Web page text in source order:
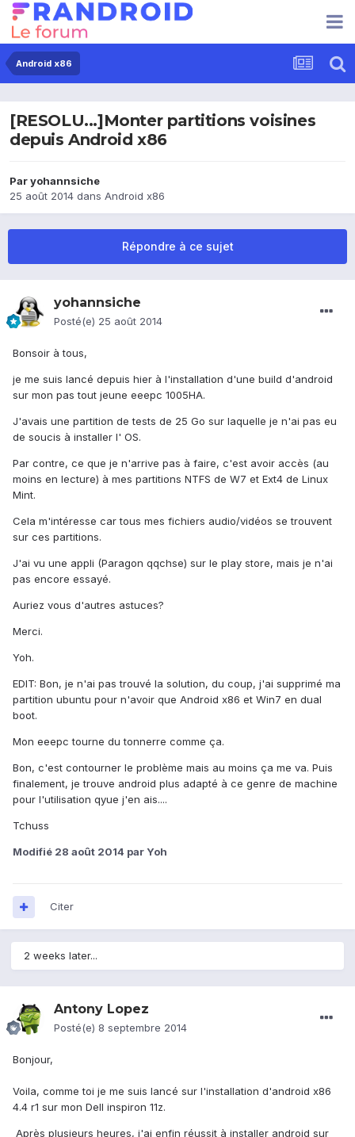
Android x86
[RESOLU...]Monter partitions voisines
depuis Android x86
Paryohannsiche
25 août 2014 dans Android x86
Répondre à ce sujet
yohannsiche
Posté(e) 25 août 2014
Bonsoir à tous,
je me suis lancé depuis hier à l'installation d'une build d'android
sur mon pas tout jeune eeepc 1005HA.
J'avais une partition de tests de 25 Go sur laquelle je n'ai pas eu
de soucis à installer l' OS.
Par contre, ce que je n'arrive pas à faire, c'est avoir accès (au
moins en lecture) à mes partitions NTFS de W7 et Ext4 de Linux
Mint.
Cela m'intéresse car tous mes fichiers audio/vidéos se trouvent
sur ces partitions.
J'ai vu une appli (Paragon qqchse) sur le play store, mais je n'ai
pas encore essayé.
Auriez vous d'autres astuces?
Merci.
Yoh.
EDIT: Bon, je n'ai pas trouvé la solution, du coup, j'ai supprimé ma
partition ubuntu pour n'avoir que Android x86 et Win7 en dual
boot.
Mon eeepc tourne du tonnerre comme ça.
Bon, c'est contourner le problème mais au moins ça me va. Puis
finalement, je trouve android plus adapté à ce genre de machine
pour l'utilisation qyue j'en ais....
Tchuss
Modifié 28 août 2014 par Yoh
Citer
2 weeks later...
Antony Lopez
Posté(e) 8 septembre 2014
Bonjour,
Voila, comme toi je me suis lancé sur l'installation d'android x86
4.4 r1 sur mon Dell inspiron 11z.
Après plusieurs heures, j'ai enfin réussit à installer android sur